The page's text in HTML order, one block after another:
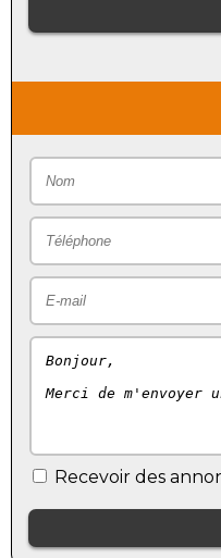
Recevoir des